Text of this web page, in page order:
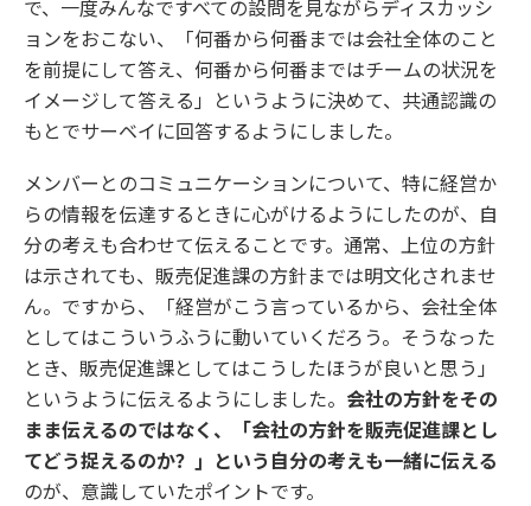
で、一度みんなですべての設問を見ながらディスカッシ
ョンをおこない、「何番から何番までは会社全体のこと
を前提にして答え、何番から何番まではチームの状況を
イメージして答える」というように決めて、共通認識の
もとでサーベイに回答するようにしました。
メンバーとのコミュニケーションについて、特に経営か
らの情報を伝達するときに心がけるようにしたのが、自
分の考えも合わせて伝えることです。通常、上位の方針
は示されても、販売促進課の方針までは明文化されませ
ん。ですから、「経営がこう言っているから、会社全体
としてはこういうふうに動いていくだろう。そうなった
とき、販売促進課としてはこうしたほうが良いと思う」
というように伝えるようにしました。 会社の方針をその
まま伝えるのではなく、「会社の方針を販売促進課とし
てどう捉えるのか？」という自分の考えも一緒に伝える
のが、意識していたポイントです。